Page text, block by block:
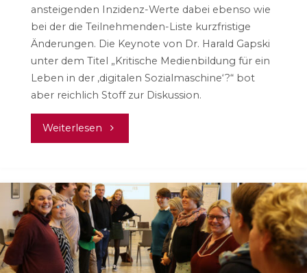
ansteigenden Inzidenz-Werte dabei ebenso wie
bei der die Teilnehmenden-Liste kurzfristige
Änderungen. Die Keynote von Dr. Harald Gapski
unter dem Titel „Kritische Medienbildung für ein
Leben in der ‚digitalen Sozialmaschine‘?“ bot
aber reichlich Stoff zur Diskussion.
Weiterlesen "Medienpädagogik
der
digitalen
Sozialmaschine"